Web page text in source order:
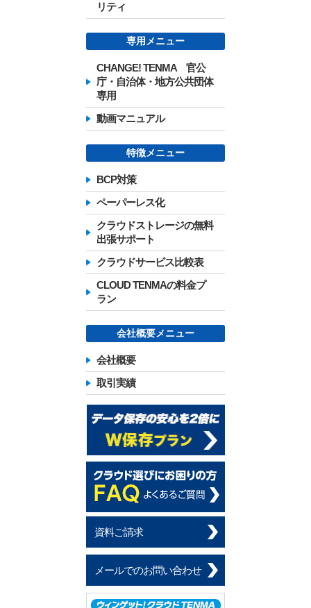
リティ
専用メニュー
CHANGE! TENMA 官公
庁・自治体・地方公共団体
専用
動画マニュアル
特徴メニュー
BCP対策
ペーパーレス化
クラウドストレージの無料
出張サポート
クラウドサービス比較表
CLOUD TENMAの料金プ
ラン
会社概要メニュー
会社概要
取引実績
資料ご請求
メールでのお問い合わせ